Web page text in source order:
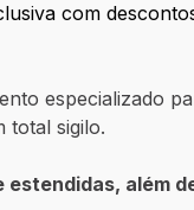
com
especializado
total sigilo.
estendidas, além